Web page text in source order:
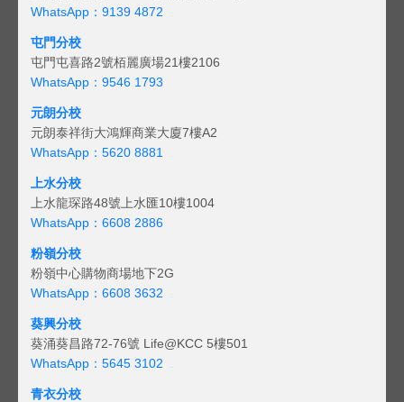
WhatsApp：9139 4872
屯門分校
屯門屯喜路2號栢麗廣場21樓2106
WhatsApp：9546 1793
元朗分校
元朗泰祥街大鴻輝商業大廈7樓A2
WhatsApp：5620 8881
上水分校
上水龍琛路48號上水匯10樓1004
WhatsApp：6608 2886
粉嶺分校
粉嶺中心購物商場地下2G
WhatsApp：6608 3632
葵興分校
葵涌葵昌路72-76號 Life@KCC 5樓501
WhatsApp：5645 3102
青衣分校